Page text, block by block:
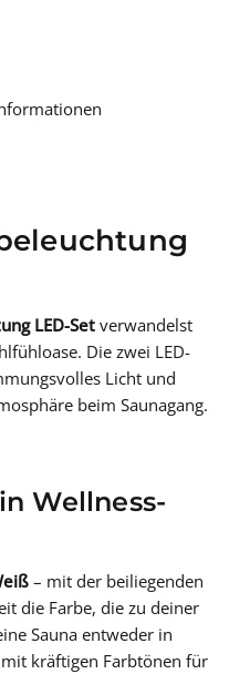
LED-Set verwandelst
Die zwei LED-
Licht und
beim Saunagang.
Wellness-
– mit der beiliegenden
die Farbe, die zu deiner
Sauna entweder in
kräftigen Farbtönen für